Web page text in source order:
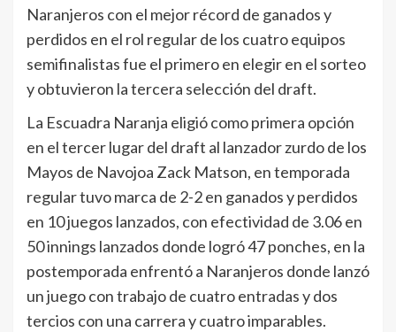
Naranjeros con el mejor récord de ganados y
perdidos en el rol regular de los cuatro equipos
semifinalistas fue el primero en elegir en el sorteo
y obtuvieron la tercera selección del draft.
La Escuadra Naranja eligió como primera opción
en el tercer lugar del draft al lanzador zurdo de los
Mayos de Navojoa Zack Matson, en temporada
regular tuvo marca de 2-2 en ganados y perdidos
en 10 juegos lanzados, con efectividad de 3.06 en
50 innings lanzados donde logró 47 ponches, en la
postemporada enfrentó a Naranjeros donde lanzó
un juego con trabajo de cuatro entradas y dos
tercios con una carrera y cuatro imparables.